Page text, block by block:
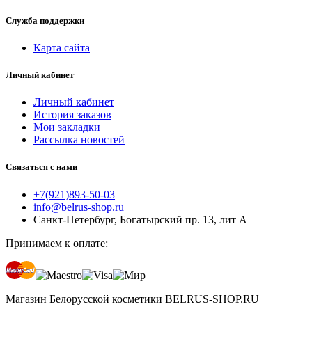
Служба поддержки
Карта сайта
Личный кабинет
Личный кабинет
История заказов
Мои закладки
Рассылка новостей
Связаться с нами
+7(921)893-50-03
info@belrus-shop.ru
Санкт-Петербург, Богатырский пр. 13, лит А
Принимаем к оплате:
Магазин Белорусской косметики BELRUS-SHOP.RU